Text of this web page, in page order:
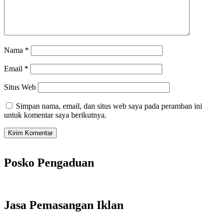
Nama *
Email *
Situs Web
Simpan nama, email, dan situs web saya pada peramban ini
untuk komentar saya berikutnya.
Posko Pengaduan
Jasa Pemasangan Iklan